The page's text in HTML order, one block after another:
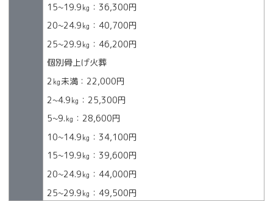
15~19.9㎏：36,300円
20~24.9㎏：40,700円
25~29.9㎏：46,200円
個別骨上げ火葬
2㎏未満：22,000円
2~4.9㎏：25,300円
5~9.㎏：28,600円
10~14.9㎏：34,100円
15~19.9㎏：39,600円
20~24.9㎏：44,000円
25~29.9㎏：49,500円